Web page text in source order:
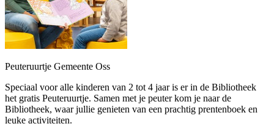
Peuteruurtje Gemeente Oss
Speciaal voor alle kinderen van 2 tot 4 jaar is er in de Bibliotheek
het gratis Peuteruurtje. Samen met je peuter kom je naar de
Bibliotheek, waar jullie genieten van een prachtig prentenboek en
leuke activiteiten.